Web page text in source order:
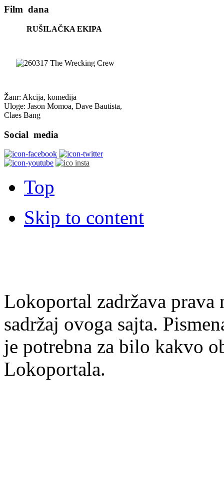
Film dana
RUŠILAČKA EKIPA
Žanr: Akcija, komedija
Uloge: Jason Momoa, Dave Bautista,
Claes Bang
Social media
Top
Skip to content
Lokoportal zadržava
sadržaj ovoga sajta.
je potrebna za bilo kakvo
Lokoportala.